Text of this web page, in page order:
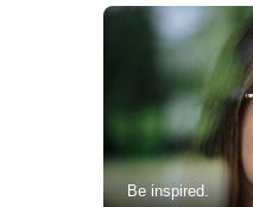
Be inspired.